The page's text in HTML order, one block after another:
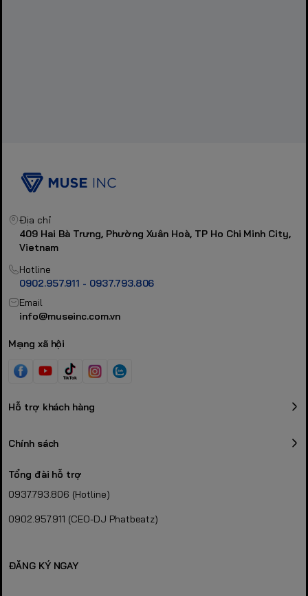
Địa chỉ
409 Hai Bà Trưng, Phường Xuân Hoà, TP Ho Chi Minh City,
Vietnam
Hotline
0902.957.911 - 0937.793.806
Email
info@museinc.com.vn
Mạng xã hội
Hỗ trợ khách hàng
Chính sách
Tổng đài hỗ trợ
0937.793.806 (Hotline)
0902.957.911 (CEO-DJ Phatbeatz)
ĐĂNG KÝ NGAY